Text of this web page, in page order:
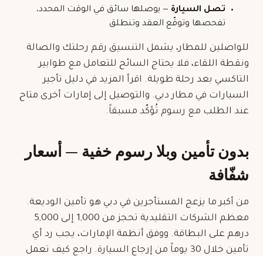
تصل السيارة — يوصلها سائق في الوقت المحدد،
تفحصها وتوقّع العقد وتنطلق
للواصلين للمطار، يشمل التنسيق رقم رحلتك والصالة
ونقطة اللقاء، فلا يحتاج السائح للتعامل مع طوابير
التاكسي بعد رحلة طويلة. اقرأ المزيد في دليل تأجير
السيارات في مطار دبي. والتوصيل إلى إمارات أخرى متاح
عند الطلب مع رسوم تُؤكّد مسبقاً.
بدون تأمين وبلا رسوم خفية — أسعار
شفّافة
من أكبر ما يزعج المستأجرين في دبي هو تأمين الوديعة.
معظم الشركات التقليدية تحجز من 1,000 إلى 5,000
درهم على البطاقة. ووفق أنظمة الإمارات، يجب رد أي
تأمين خلال 30 يوماً من إرجاع السيارة. راجع كيف تعمل